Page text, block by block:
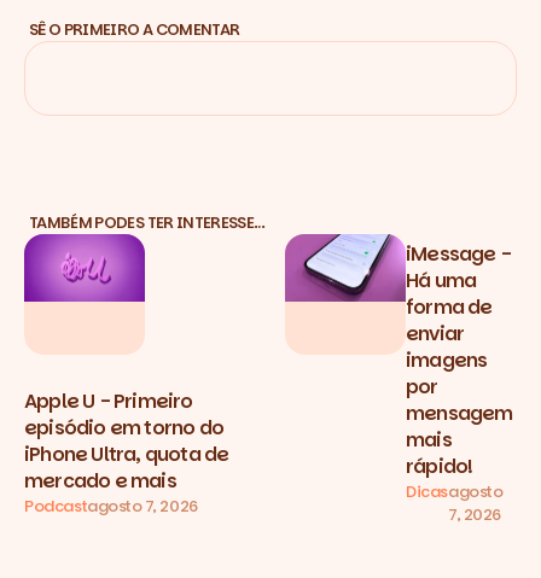
SÊ O PRIMEIRO A COMENTAR
TAMBÉM PODES TER INTERESSE…
Apple U - Primeiro
episódio em torno do
iPhone Ultra, quota de
mercado e mais
Podcastagosto 7, 2026
iMessage -
Há uma
forma de
enviar
imagens
por
mensagem
mais
rápido!
Dicasagosto
7, 2026